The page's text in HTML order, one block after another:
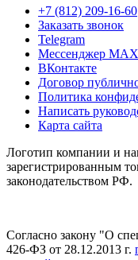
+7 (812) 209-16-60
Заказать звонок
Telegram
Мессенджер MAX
ВКонтакте
Договор
Политика
Написать
Карта сайта
Логотип компании и
зарегистрированным
законодательством РФ.
Согласно закону "О
426-ФЗ от 28.12.2013 г.